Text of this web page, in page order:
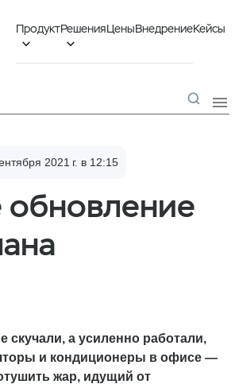
Продукт

Решения

ЦеныВнедрениеКейсы

2021 г. в 12:15
обновление
скучали, а усиленно работали,
и кондиционеры в офисе —
жар, идущий от